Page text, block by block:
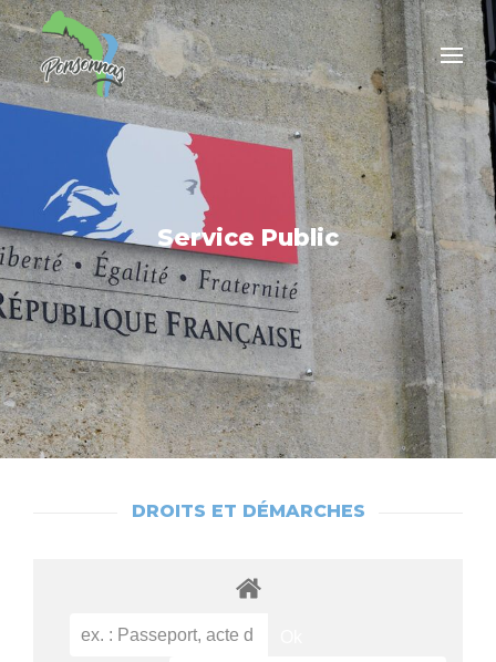
Service Public
DROITS ET DÉMARCHES